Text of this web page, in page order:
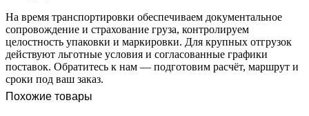
На время транспортировки обеспечиваем документальное
сопровождение и страхование груза, контролируем
целостность упаковки и маркировки. Для крупных отгрузок
действуют льготные условия и согласованные графики
поставок. Обратитесь к нам — подготовим расчёт, маршрут и
сроки под ваш заказ.
Похожие товары